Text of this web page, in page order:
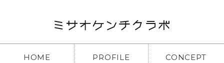
HOME PROFILE CONCEPT